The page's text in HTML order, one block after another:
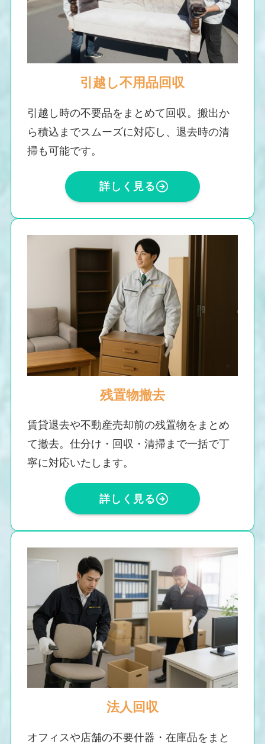
引越し不用品回収
引越し時の不要品をまとめて回収。搬出か
ら積込までスムーズに対応し、退去時の清
掃も可能です。
詳しく見る
残置物撤去
賃貸退去や不動産売却前の残置物をまとめ
て撤去。仕分け・回収・清掃まで一括で丁
寧に対応いたします。
詳しく見る
法人回収
オフィスや店舗の不要什器・在庫品をまと